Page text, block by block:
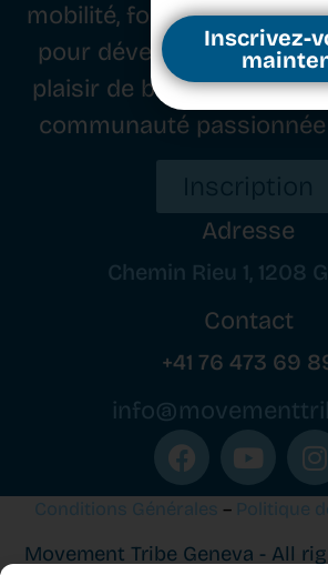
Adresse
Chemin Rieu 1, 1208
Contact
+41 76 473 69
mobilité, force, équilibre
pour développer le corps,
plaisir de bouger, tout en
communauté
Conditions Générales – Politique
Movement Tribe Geneva - All
planning pour
place
Inscrivez-